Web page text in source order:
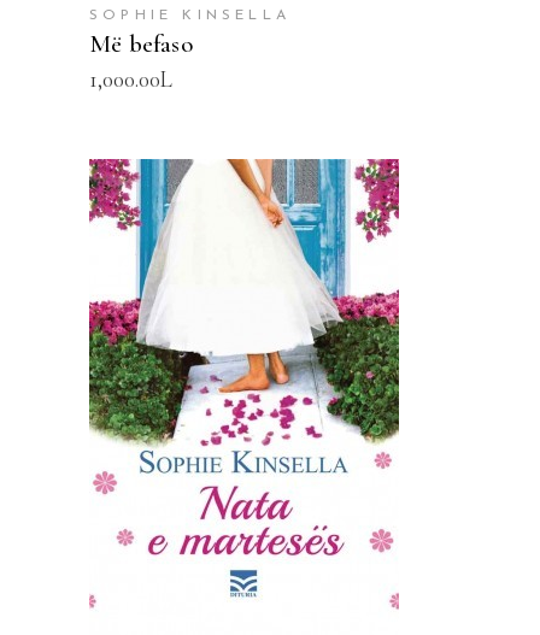
SOPHIE KINSELLA
Më befaso
1,000.00L
SHTOJE NË SHPORTË